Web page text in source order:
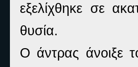
εξελίχθηκε σε
θυσία.
Ο άντρας άνοιξε